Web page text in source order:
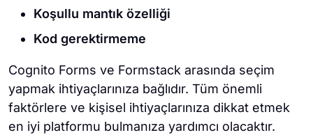
Koşullu mantık özelliği
Kod gerektirmeme
Cognito Forms ve Formstack arasında seçim
yapmak ihtiyaçlarınıza bağlıdır. Tüm önemli
faktörlere ve kişisel ihtiyaçlarınıza dikkat etmek
en iyi platformu bulmanıza yardımcı olacaktır.